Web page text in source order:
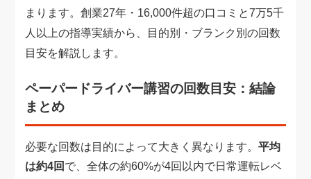
まります。創業27年・16,000件超の口コミと7万5千
人以上の指導実績から、目的別・ブランク別の回数
目安を解説します。
ペーパードライバー講習の回数目安：結論
まとめ
必要な回数は目的によって大きく異なります。平均
は約4回 で、全体の約60%が4回以内で日常運転レベ